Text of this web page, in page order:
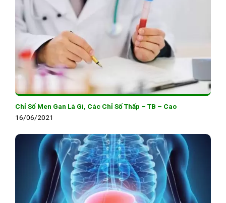
Chỉ Số Men Gan Là Gì, Các Chỉ Số Thấp – TB – Cao
16/06/2021